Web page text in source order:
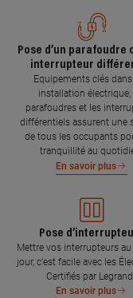
Pose d’un parafoudre
interrupteur
Equipements clés
installation électrique,
parafoudres et les
différentiels assurent une
de tous les occupants
tranquillité au
En savoir plus
Pose
Mettre vos interrupteurs
jour, c’est facile avec les
Certifiés par Legrand.
En savoir plus